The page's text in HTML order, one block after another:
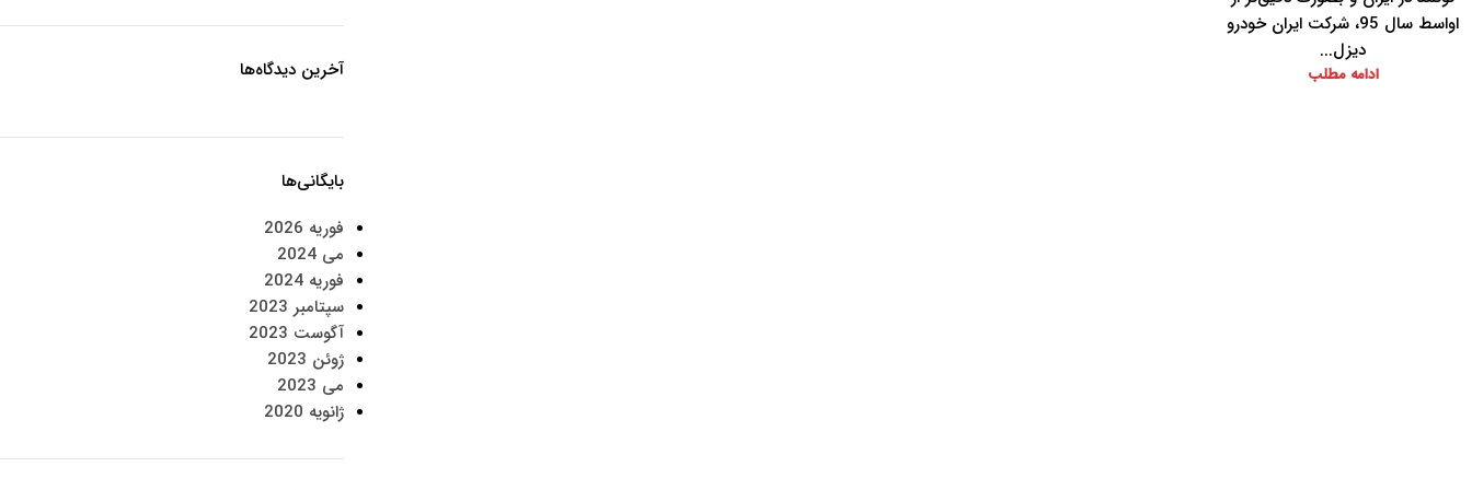
اواسط سال 95، شرکت ایران خودرو
دیزل...
ادامه مطلب آخرین دیدگاه‌ها
بایگانی‌ها
فوریه 2026
می 2024
فوریه 2024
سپتامبر 2023
آگوست 2023
ژوئن 2023
می 2023
ژانویه 2020